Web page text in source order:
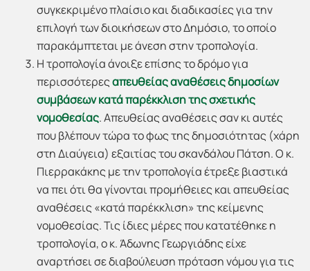
συγκεκριμένο πλαίσιο και διαδικασίες για την
επιλογή των διοικήσεων στο Δημόσιο, το οποίο
παρακάμπτεται με άνεση στην τροπολογία.
Η τροπολογία άνοιξε επίσης το δρόμο για
περισσότερεςαπευθείας αναθέσεις δημοσίων
συμβάσεων κατά παρέκκλιση της σχετικής
νομοθεσίας. Απευθείας αναθέσεις σαν κι αυτές
που βλέπουν τώρα το φως της δημοσιότητας (χάρη
στη Διαύγεια) εξαιτίας του σκανδάλου Πάτση. Ο κ.
Πιερρακάκης με την τροπολογία έτρεξε βιαστικά
να πει ότι θα γίνονται προμήθειες και απευθείας
αναθέσεις «κατά παρέκκλιση» της κείμενης
νομοθεσίας. Τις ίδιες μέρες που κατατέθηκε η
τροπολογία, ο κ. Άδωνης Γεωργιάδης είχε
αναρτήσει σε διαβούλευση πρόταση νόμου για τις